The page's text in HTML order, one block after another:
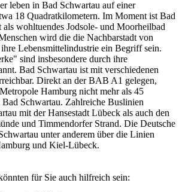
leben in Bad Schwartau auf einer
18 Quadratkilometern. Im Moment ist Bad
als wohltuendes Jodsole- und Moorheilbad
wird die die Nachbarstadt von
Lebensmittelindustrie ein Begriff sein.
sind insbesondere durch ihre
Bad Schwartau ist mit verschiedenen
Direkt an der BAB A1 gelegen,
Hamburg nicht mehr als 45
Schwartau. Zahlreiche Buslinien
mit der Hansestadt Lübeck als auch den
und Timmendorfer Strand. Die Deutsche
unter anderem über die Linien
und Kiel-Lübeck.
für Sie auch hilfreich sein: